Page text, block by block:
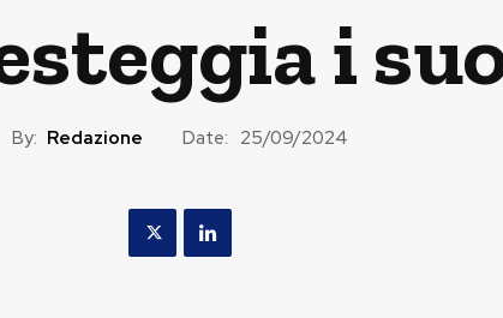
i
By: Redazione Date: 25/09/2024